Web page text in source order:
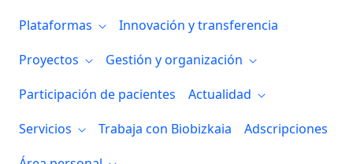
Plataformas
Innovación y transferencia
Proyectos
Gestión y organización
Participación de pacientes
Actualidad
Servicios
Trabaja con Biobizkaia
Adscripciones